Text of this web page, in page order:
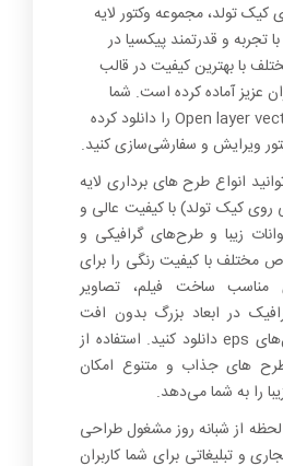
کیک تولد، مجموعه وکتور لایه
تجربه و قدرتمند پیکسیا در
با بهترین کیفیت در قالب
عزیز آماده کرده است. شما
می‌تواید فایل‌های Open layer vector را دانلود کرده
ویرایش و سفارشی‌سازی کنید.
انواع طرح های برداری لایه
روی کیک تولد) با کیفیت عالی و
زیبا و طرح‌های گرافیکی و
مختلف با کیفیت رنگی را برای
مناسب ساخت فیلم، تصاویر
در ابعاد بزرگ بدون افت
کیفیت، در قالب فایل‌های eps دانلود کنید. استفاده از
طرح های جذاب و متنوع امکان
را به شما می‌دهد.
از شبانه روز مشغول طراحی
و تبلیغاتی برای شما کاربران